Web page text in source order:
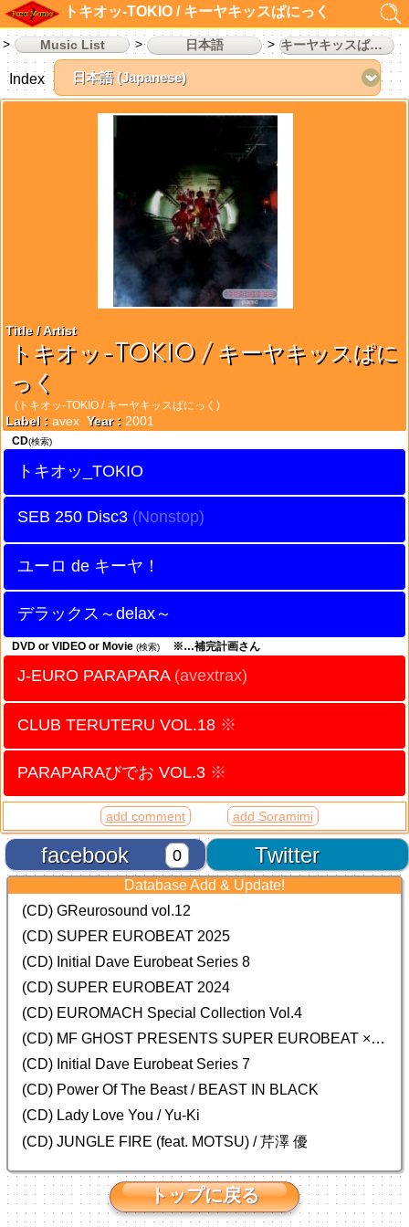
トキオッ-TOKIO / キーヤキッスぱにっく
Music List 日本語 キーヤキッスぱにっく
Title / Artist
トキオッ-TOKIO / キーヤキッスぱに
っく
(トキオッ-TOKIO / キーヤキッスぱにっく)
Label : avex Year : 2001
CD(検索)
トキオッ_TOKIO
SEB 250 Disc3
ユーロ de キーヤ！
デラックス～delax～
DVD or VIDEO or Movie (検索) ※…補完計画さん
J-EURO PARAPARA (avextrax)
CLUB TERUTERU VOL.18 ※
PARAPARAびでお VOL.3 ※
add comment add Soramimi
Twitter
facebook 0
Index
Database Add & Update!
(CD) GReurosound vol.12
(CD) SUPER EUROBEAT 2025
(CD) Initial Dave Eurobeat Series 8
(CD) SUPER EUROBEAT 2024
(CD) EUROMACH Special Collection Vol.4
(CD) MF GHOST PRESENTS SUPER EUROBEAT × ORIGINAL SOUNDTRACK NEW COLLECTION
(CD) Initial Dave Eurobeat Series 7
(CD) Power Of The Beast / BEAST IN BLACK
(CD) Lady Love You / Yu-Ki
(CD) JUNGLE FIRE (feat. MOTSU) / 芹澤 優
トップに戻る